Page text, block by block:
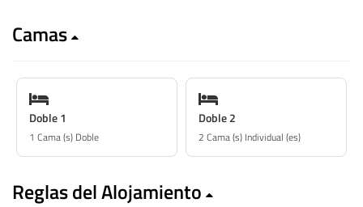
Camas
Doble 1
1 Cama (s) Doble
Doble 2
2 Cama (s) Individual (es)
Reglas del Alojamiento